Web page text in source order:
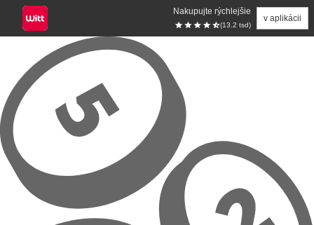
Nakupujte rýchlejšie
(13.2 tsd)
v aplikácii
Prejsť na hlavný obsah